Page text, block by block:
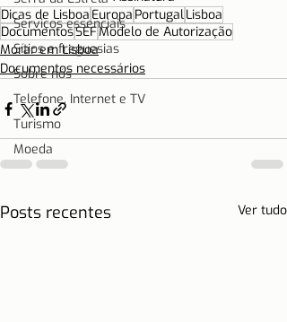
Serviços essenciais
Sítios e freguesias
Sobre nós
Telefone, Internet e TV
Turismo
Moeda
Dicas de Lisboa Europa PortugalLisboa
DocumentosSEFModelo de Autorização
Morar em Lisboa
Documentos necessários
Posts recentes Ver tudo